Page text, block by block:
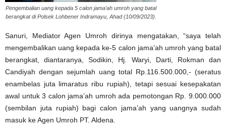
Pengembalian uang kepada 5 calon jama’ah umroh yang batal
berangkat di Polsek Lohbener Indramayu, Ahad (10/09/2023).
Sanuri, Mediator Agen Umroh dirinya mengatakan, “saya telah
mengembalikan uang kepada ke-5 calon jama’ah umroh yang batal
berangkat, diantaranya, Sodikin, Hj. Waryi, Darti, Rokman dan
Candiyah dengan sejumlah uang total Rp.116.500.000,- (seratus
enambelas juta limaratus ribu rupiah), tetapi sesuai kesepakatan
awal untuk 3 calon jama’ah umroh ada pemotongan Rp. 9.000.000
(sembilan juta rupiah) bagi calon jama’ah yang uangnya sudah
masuk ke Agen Umroh PT. Aldena.